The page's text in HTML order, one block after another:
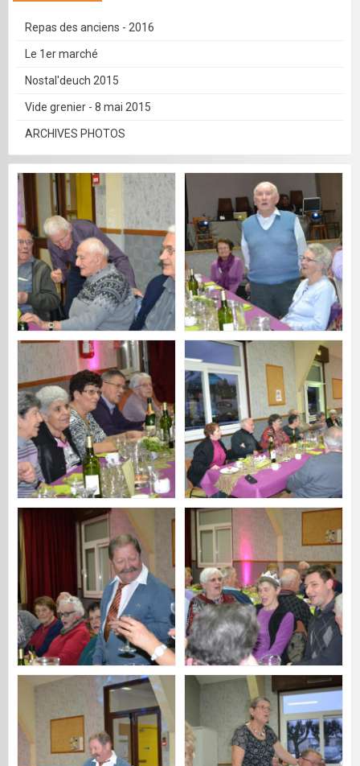
Repas des anciens - 2016
Le 1er marché
Nostal'deuch 2015
Vide grenier - 8 mai 2015
ARCHIVES PHOTOS